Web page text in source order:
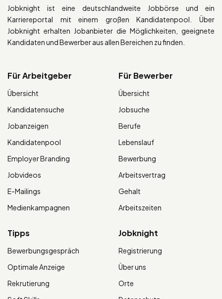
Jobknight ist eine deutschlandweite Jobbörse und ein
Karriereportal mit einem großen Kandidatenpool. Über
Jobknight erhalten Jobanbieter die Möglichkeiten, geeignete
Kandidaten und Bewerber aus allen Bereichen zu finden.
Für Arbeitgeber
Übersicht
Kandidatensuche
Jobanzeigen
Kandidatenpool
Employer Branding
Jobvideos
E-Mailings
Medienkampagnen
Für Bewerber
Übersicht
Jobsuche
Berufe
Lebenslauf
Bewerbung
Arbeitsvertrag
Gehalt
Arbeitszeiten
Tipps
Bewerbungsgespräch
Optimale Anzeige
Rekrutierung
Jobknight
Registrierung
Über uns
Orte